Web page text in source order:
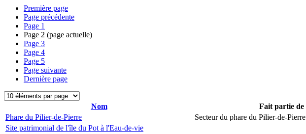
Première page
Page précédente
Page 1
Page 2 (page actuelle)
Page 3
Page 4
Page 5
Page suivante
Dernière page
Nom Fait partie de
Phare du Pilier-de-Pierre
Secteur du phare du Pilier-de-Pierre
Site patrimonial de l'île du Pot à l'Eau-de-vie